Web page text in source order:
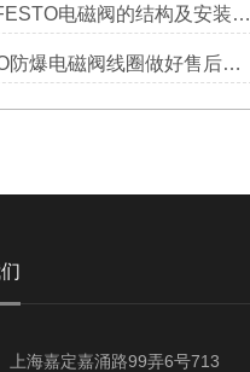
解析FESTO电磁阀的结构及安装调试
ASCO防爆电磁阀线圈做好售后才能维系客户群体？
上海嘉定嘉涌路99弄6号713